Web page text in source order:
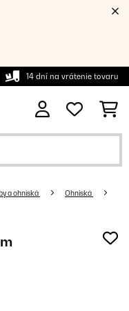
14 dní na vrátenie tovaru
a ohniská Ohniská